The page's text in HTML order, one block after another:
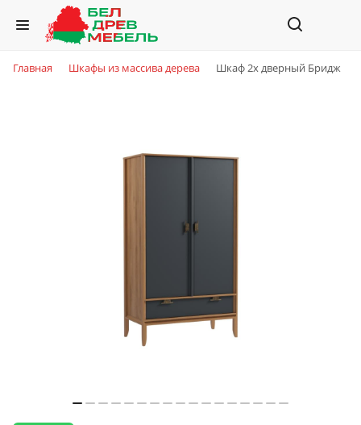
Главная Шкафы из массива дерева Шкаф 2х дверный Бридж